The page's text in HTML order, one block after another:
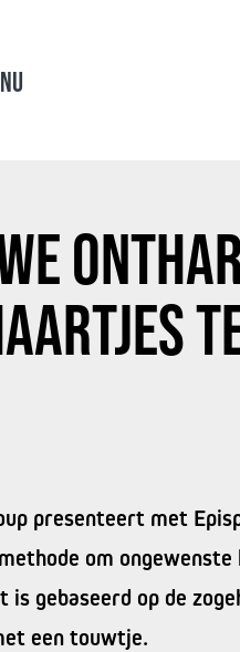
presenteert met
om
is gebaseerd op de
een touwtje.